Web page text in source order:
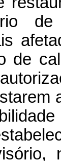
de
de